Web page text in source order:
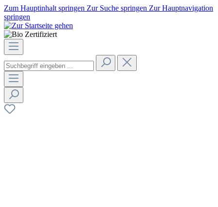
Zum Hauptinhalt springen Zur Suche springen Zur Hauptnavigation
springen